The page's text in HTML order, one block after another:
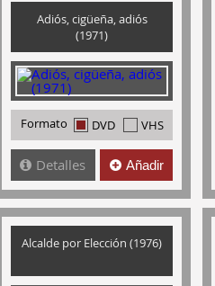
Adiós, cigüeña, adiós
(1971)
Formato DVD VHS
Detalles Añadir
Alcalde por Elección (1976)